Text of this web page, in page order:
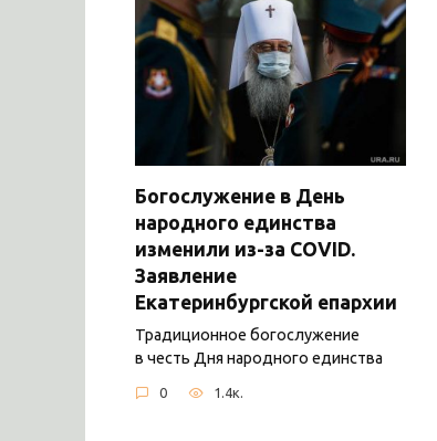
Богослужение в День
народного единства
изменили из-за COVID.
Заявление
Екатеринбургской епархии
Традиционное богослужение
в честь Дня народного единства
0 1.4к.